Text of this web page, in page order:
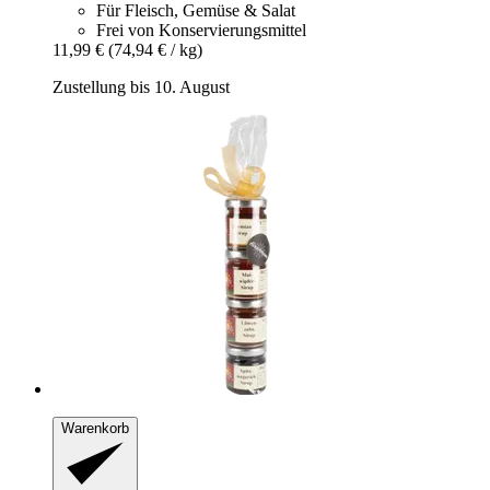
Für Fleisch, Gemüse & Salat
Frei von Konservierungsmittel
11,99 € (74,94 € / kg)
Zustellung bis 10. August
Warenkorb